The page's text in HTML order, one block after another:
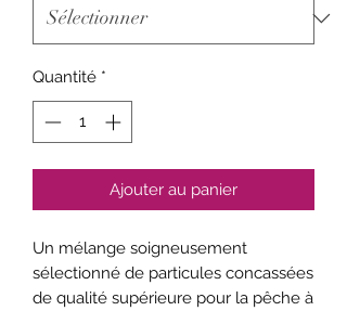
Quantité *
Ajouter au panier
Un mélange soigneusement
sélectionné de particules concassées
de qualité supérieure pour la pêche à